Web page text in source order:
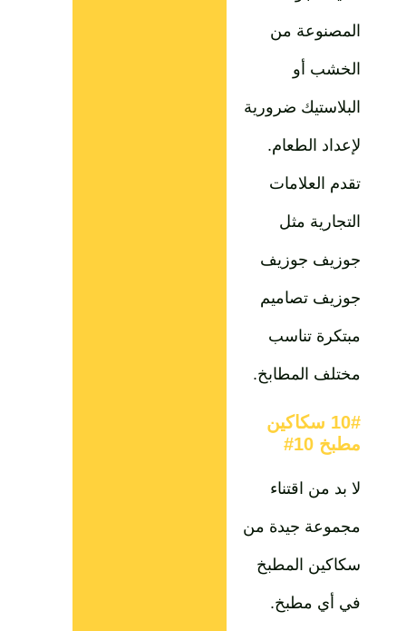
المصنوعة من
الخشب أو
البلاستيك ضرورية
لإعداد الطعام.
تقدم العلامات
التجارية مثل
جوزيف جوزيف
جوزيف تصاميم
مبتكرة تناسب
مختلف المطابخ.
10# سكاكين
مطبخ 10#
لا بد من اقتناء
مجموعة جيدة من
سكاكين المطبخ
في أي مطبخ.